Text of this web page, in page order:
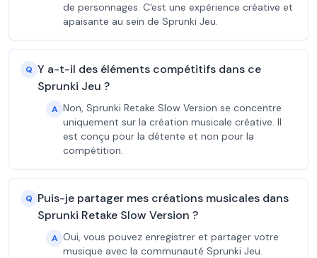
de personnages. C'est une expérience créative et
apaisante au sein de Sprunki Jeu.
Q Y a-t-il des éléments compétitifs dans ce
Sprunki Jeu ?
A Non, Sprunki Retake Slow Version se concentre
uniquement sur la création musicale créative. Il
est conçu pour la détente et non pour la
compétition.
Q Puis-je partager mes créations musicales dans
Sprunki Retake Slow Version ?
A Oui, vous pouvez enregistrer et partager votre
musique avec la communauté Sprunki Jeu.